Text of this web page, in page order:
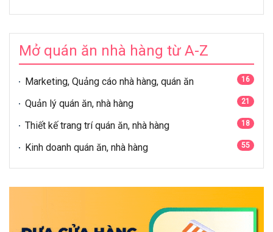
Mở quán ăn nhà hàng từ A-Z
Marketing, Quảng cáo nhà hàng, quán ăn 16
Quản lý quán ăn, nhà hàng 21
Thiết kế trang trí quán ăn, nhà hàng 18
Kinh doanh quán ăn, nhà hàng 55